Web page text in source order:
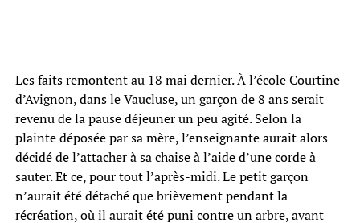
Les faits remontent au 18 mai dernier. À l’école Courtine
d’Avignon, dans le Vaucluse, un garçon de 8 ans serait
revenu de la pause déjeuner un peu agité. Selon la
plainte déposée par sa mère, l’enseignante aurait alors
décidé de l’attacher à sa chaise à l’aide d’une corde à
sauter. Et ce, pour tout l’après-midi. Le petit garçon
n’aurait été détaché que brièvement pendant la
récréation, où il aurait été puni contre un arbre, avant